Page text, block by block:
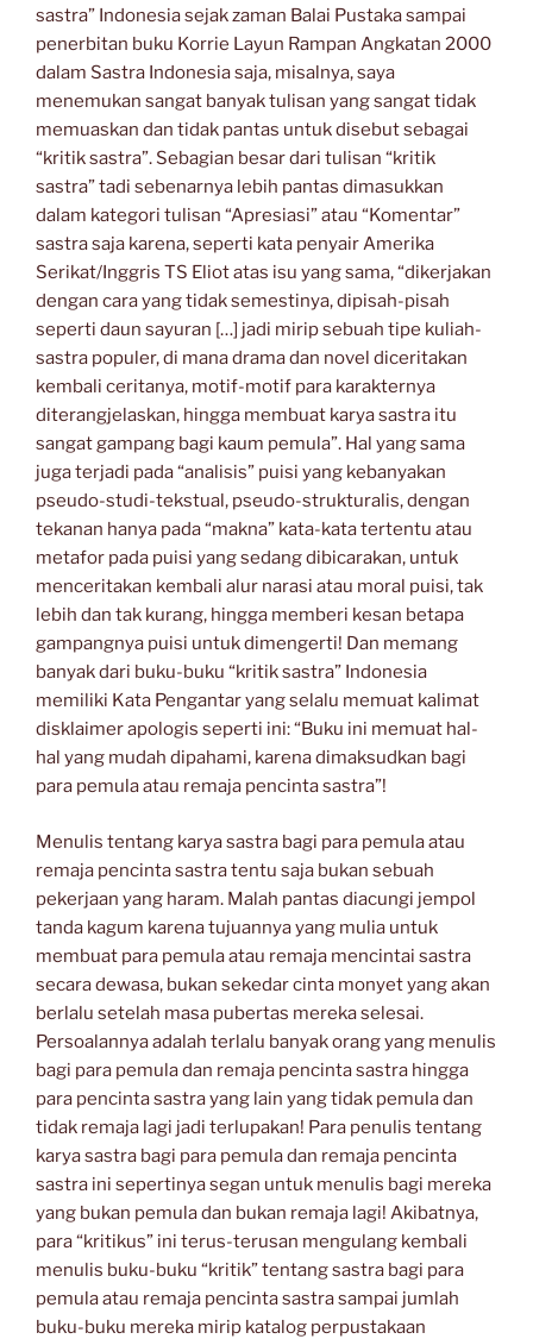
sastra” Indonesia sejak zaman Balai Pustaka sampai
penerbitan buku Korrie Layun Rampan Angkatan 2000
dalam Sastra Indonesia saja, misalnya, saya
menemukan sangat banyak tulisan yang sangat tidak
memuaskan dan tidak pantas untuk disebut sebagai
“kritik sastra”. Sebagian besar dari tulisan “kritik
sastra” tadi sebenarnya lebih pantas dimasukkan
dalam kategori tulisan “Apresiasi” atau “Komentar”
sastra saja karena, seperti kata penyair Amerika
Serikat/Inggris TS Eliot atas isu yang sama, “dikerjakan
dengan cara yang tidak semestinya, dipisah-pisah
seperti daun sayuran […] jadi mirip sebuah tipe kuliah-
sastra populer, di mana drama dan novel diceritakan
kembali ceritanya, motif-motif para karakternya
diterangjelaskan, hingga membuat karya sastra itu
sangat gampang bagi kaum pemula”. Hal yang sama
juga terjadi pada “analisis” puisi yang kebanyakan
pseudo-studi-tekstual, pseudo-strukturalis, dengan
tekanan hanya pada “makna” kata-kata tertentu atau
metafor pada puisi yang sedang dibicarakan, untuk
menceritakan kembali alur narasi atau moral puisi, tak
lebih dan tak kurang, hingga memberi kesan betapa
gampangnya puisi untuk dimengerti! Dan memang
banyak dari buku-buku “kritik sastra” Indonesia
memiliki Kata Pengantar yang selalu memuat kalimat
disklaimer apologis seperti ini: “Buku ini memuat hal-
hal yang mudah dipahami, karena dimaksudkan bagi
para pemula atau remaja pencinta sastra”!
Menulis tentang karya sastra bagi para pemula atau
remaja pencinta sastra tentu saja bukan sebuah
pekerjaan yang haram. Malah pantas diacungi jempol
tanda kagum karena tujuannya yang mulia untuk
membuat para pemula atau remaja mencintai sastra
secara dewasa, bukan sekedar cinta monyet yang akan
berlalu setelah masa pubertas mereka selesai.
Persoalannya adalah terlalu banyak orang yang menulis
bagi para pemula dan remaja pencinta sastra hingga
para pencinta sastra yang lain yang tidak pemula dan
tidak remaja lagi jadi terlupakan! Para penulis tentang
karya sastra bagi para pemula dan remaja pencinta
sastra ini sepertinya segan untuk menulis bagi mereka
yang bukan pemula dan bukan remaja lagi! Akibatnya,
para “kritikus” ini terus-terusan mengulang kembali
menulis buku-buku “kritik” tentang sastra bagi para
pemula atau remaja pencinta sastra sampai jumlah
buku-buku mereka mirip katalog perpustakaan